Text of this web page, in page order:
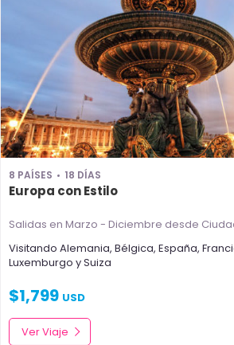
8 PAÍSES 18 DÍAS
Europa con Estilo
Salidas en Marzo - Diciembre desde
Visitando Alemania, Bélgica, España,
Luxemburgo ySuiza
$1,799 USD
Ver Viaje